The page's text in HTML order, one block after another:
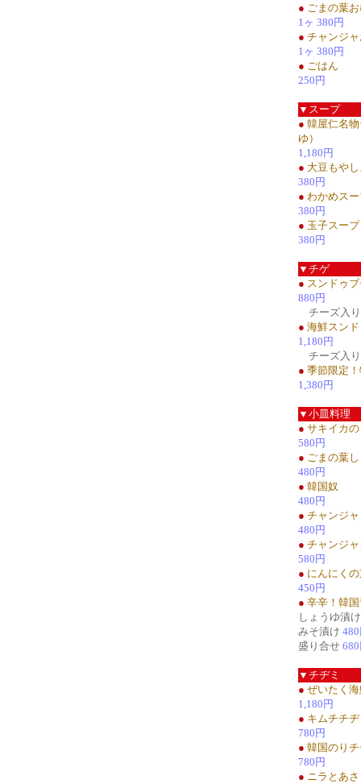
● ごまの葉
1ヶ 380円
● チャンジ
1ヶ 380円
● ごはん
250円
▼スープ
● 韓屋仁名
ゆ）
1,180円
● 大豆もや
380円
● わかめス
380円
● 玉子スープ
380円
▼チゲ
● スンドゥ
880円
チーズ入り
● 海鮮スン
1,180円
チーズ入り
● 季節限定
1,380円
▼小皿料理
● サキイカ
580円
● ごまの葉
480円
● 韓国奴
480円
● チャンジャ
480円
● チャンジ
580円
● にんにく
450円
● 辛辛！韓
しょうゆ漬
みそ漬け
盛り合せ
▼チヂミ
● ぜいたく
1,180円
● キムチチ
780円
● 韓国のり
780円
● ニラとあ